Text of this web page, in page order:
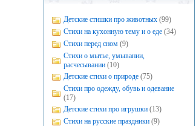
Детские стишки про животных (99)
Стихи на кухонную тему и о еде (34)
Стихи перед сном (9)
Стихи о мытье, умывании,
расчесывании (10)
Детские стихи о природе (75)
Стихи про одежду, обувь и одевание
(17)
Детские стихи про игрушки (13)
Стихи на русские праздники (9)